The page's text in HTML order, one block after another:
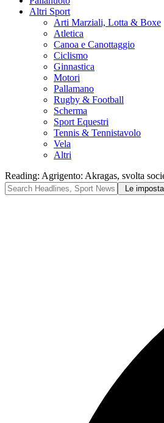
Altri Sport
Arti Marziali, Lotta & Boxe
Atletica
Canoa e Canottaggio
Ciclismo
Ginnastica
Motori
Pallamano
Rugby & Football
Scherma
Sport Equestri
Tennis & Tennistavolo
Vela
Altri
Reading: Agrigento: Akragas, svolta